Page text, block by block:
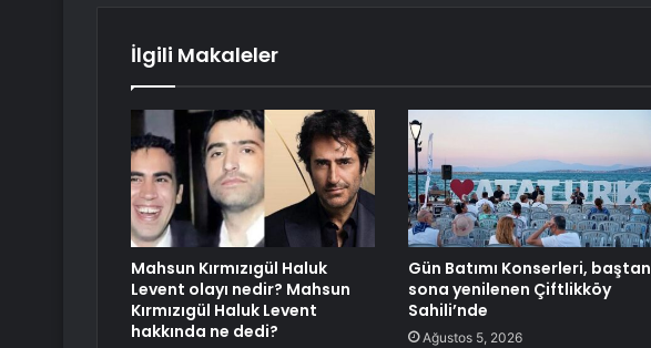
İlgili Makaleler
Mahsun Kırmızıgül Haluk
Levent olayı nedir? Mahsun
Kırmızıgül Haluk Levent
hakkında ne dedi?
Gün Batımı Konserleri, baştan
sona yenilenen Çiftlikköy
Sahili’nde
Ağustos 5, 2026